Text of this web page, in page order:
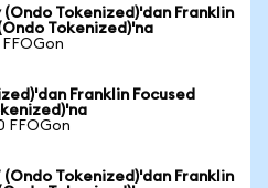
Tokenized)'dan Franklin
Tokenized)'na
Franklin Focused
FFOGon
(Ondo Tokenized)'dan Franklin